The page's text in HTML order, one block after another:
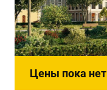
Цены пока нет